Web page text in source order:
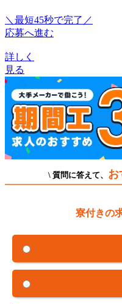
＼最短45秒で完了／
応募へ進む
詳しく
見る
\ 質問に答えて、 お
寮付きの